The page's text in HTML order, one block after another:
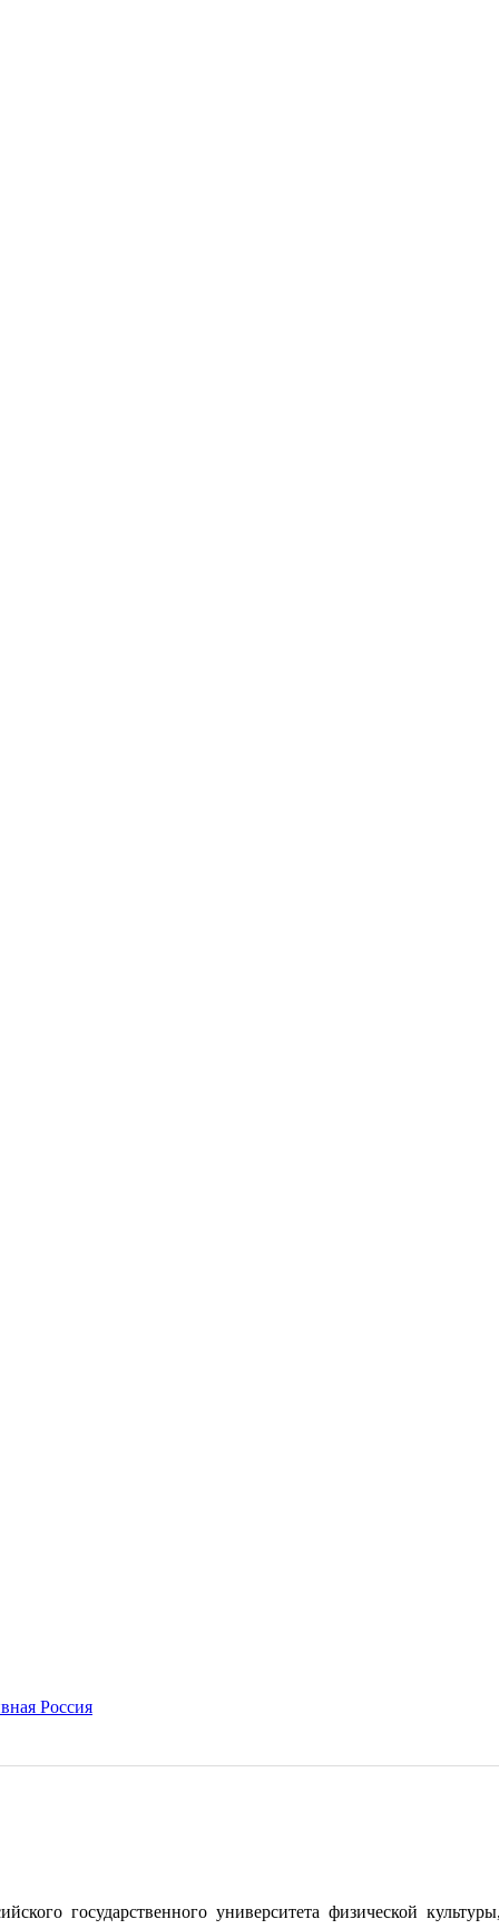
государственного университета физической